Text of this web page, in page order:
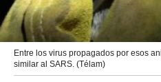
Entre los virus propagados por esos
similar al SARS. (Télam)